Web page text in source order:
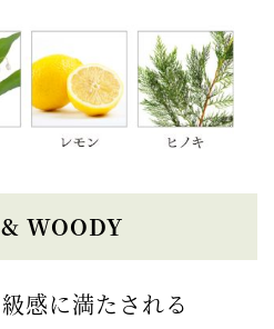
WOODY
感に満たされる